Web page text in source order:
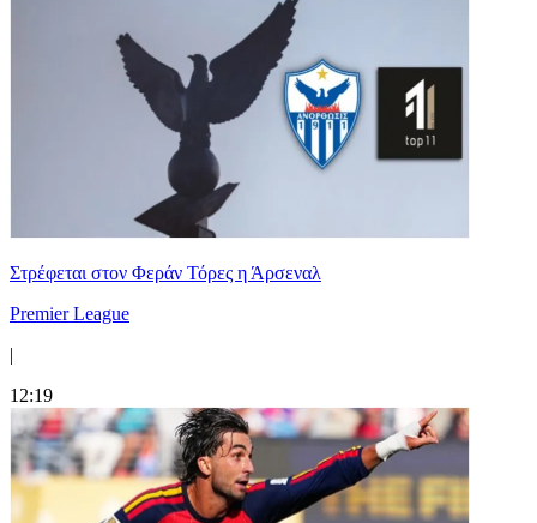
Στρέφεται στον Φεράν Τόρες η Άρσεναλ
Premier League
|
12:19